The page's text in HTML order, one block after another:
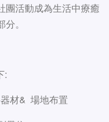
團活動成為生活中療癒
。
:
材& 場地布置